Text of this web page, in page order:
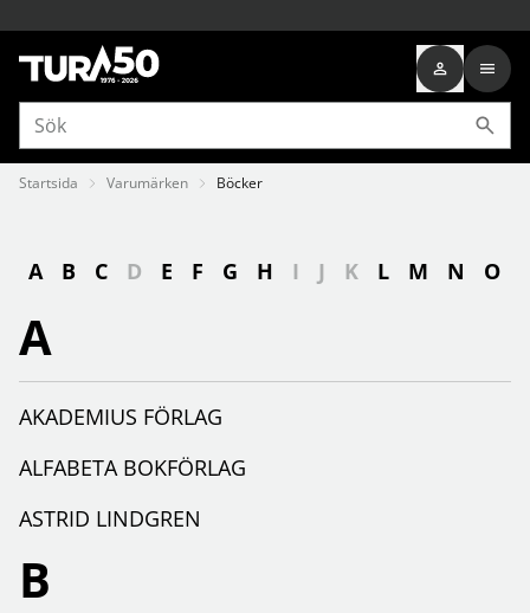
Startsida Varumärken Böcker
A B C D E F G H I J K L M N O
A
AKADEMIUS FÖRLAG
ALFABETA BOKFÖRLAG
ASTRID LINDGREN
B